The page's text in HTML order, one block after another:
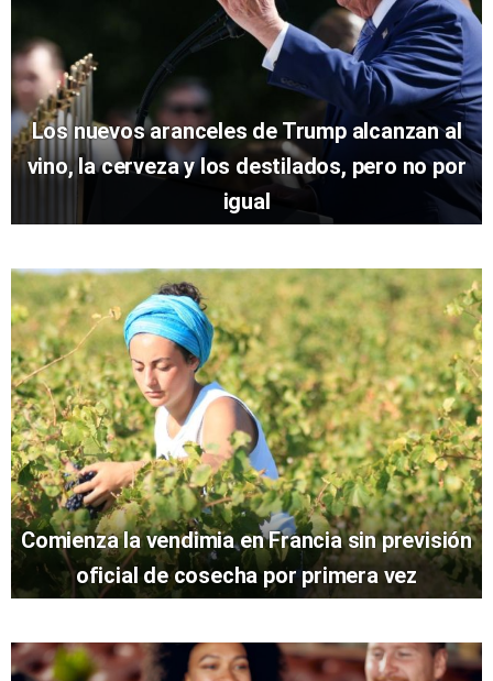
Los nuevos aranceles de Trump alcanzan al
vino, la cerveza y los destilados, pero no por
igual
Comienza la vendimia en Francia sin previsión
oficial de cosecha por primera vez